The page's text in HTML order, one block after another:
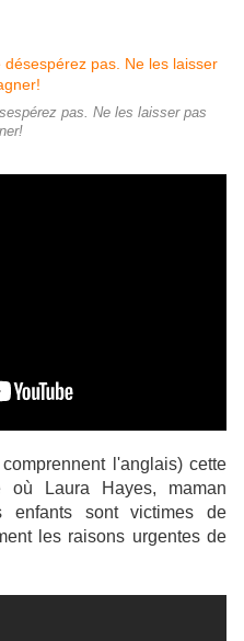
pas. Ne les laisser pas
l'anglais) cette
où Laura Hayes, maman
enfants sont victimes de
les raisons urgentes de